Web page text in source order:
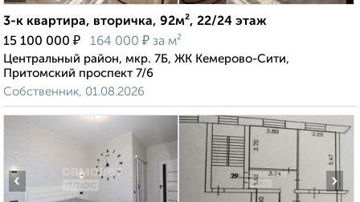
3-к квартира, вторичка, 92м², 22/24 этаж
15 100 000 ₽ 164 000 ₽ за м²
Центральный район, мкр. 7Б, ЖК Кемерово-Сити,
Притомский проспект 7/6
Собственник, 01.08.2026
‹ ›